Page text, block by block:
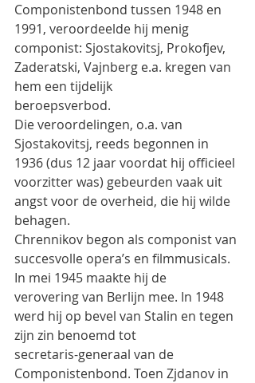
Componistenbond tussen 1948 en
1991, veroordeelde hij menig
componist: Sjostakovitsj, Prokofjev,
Zaderatski, Vajnberg e.a. kregen van
hem een tijdelijk
beroepsverbod.
Die veroordelingen, o.a. van
Sjostakovitsj, reeds begonnen in
1936 (dus 12 jaar voordat hij officieel
voorzitter was) gebeurden vaak uit
angst voor de overheid, die hij wilde
behagen.
Chrennikov begon als componist van
succesvolle opera’s en filmmusicals.
In mei 1945 maakte hij de
verovering van Berlijn mee. In 1948
werd hij op bevel van Stalin en tegen
zijn zin benoemd tot
secretaris-generaal van de
Componistenbond. Toen Zjdanov in